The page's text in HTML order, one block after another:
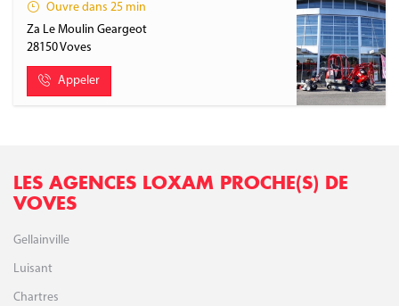
Ouvre dans 25 min
Za Le Moulin Geargeot
28150Voves
Appeler
LES AGENCES LOXAM PROCHE(S) DE
VOVES
Gellainville
Luisant
Chartres